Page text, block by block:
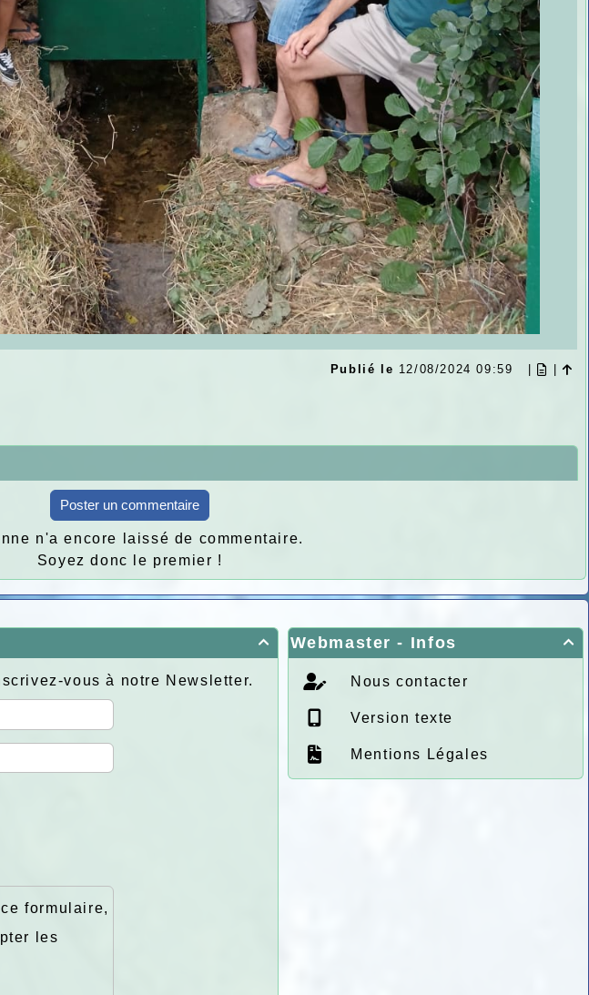
Publié le 12/08/2024 09:59
Poster un commentaire
n'a encore laissé de commentaire.
Soyez donc le premier !

vous à notre Newsletter.
formulaire,
les

Webmaster - Infos
Nous contacter
Version texte
Mentions Légales